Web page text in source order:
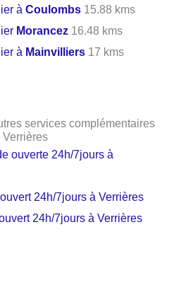
àCoulombs 15.88 kms
Morancez 16.48 kms
à Mainvilliers 17 kms
services complémentaires
ouverte 24h/7jours à
24h/7jours à Verrières
24h/7jours à Verrières